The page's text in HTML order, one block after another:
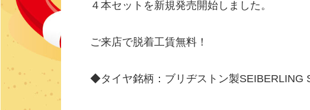
４本セットを新規発売開始しました。
ご来店で脱着工賃無料！
◆タイヤ銘柄：ブリヂストン製SEIBERLING